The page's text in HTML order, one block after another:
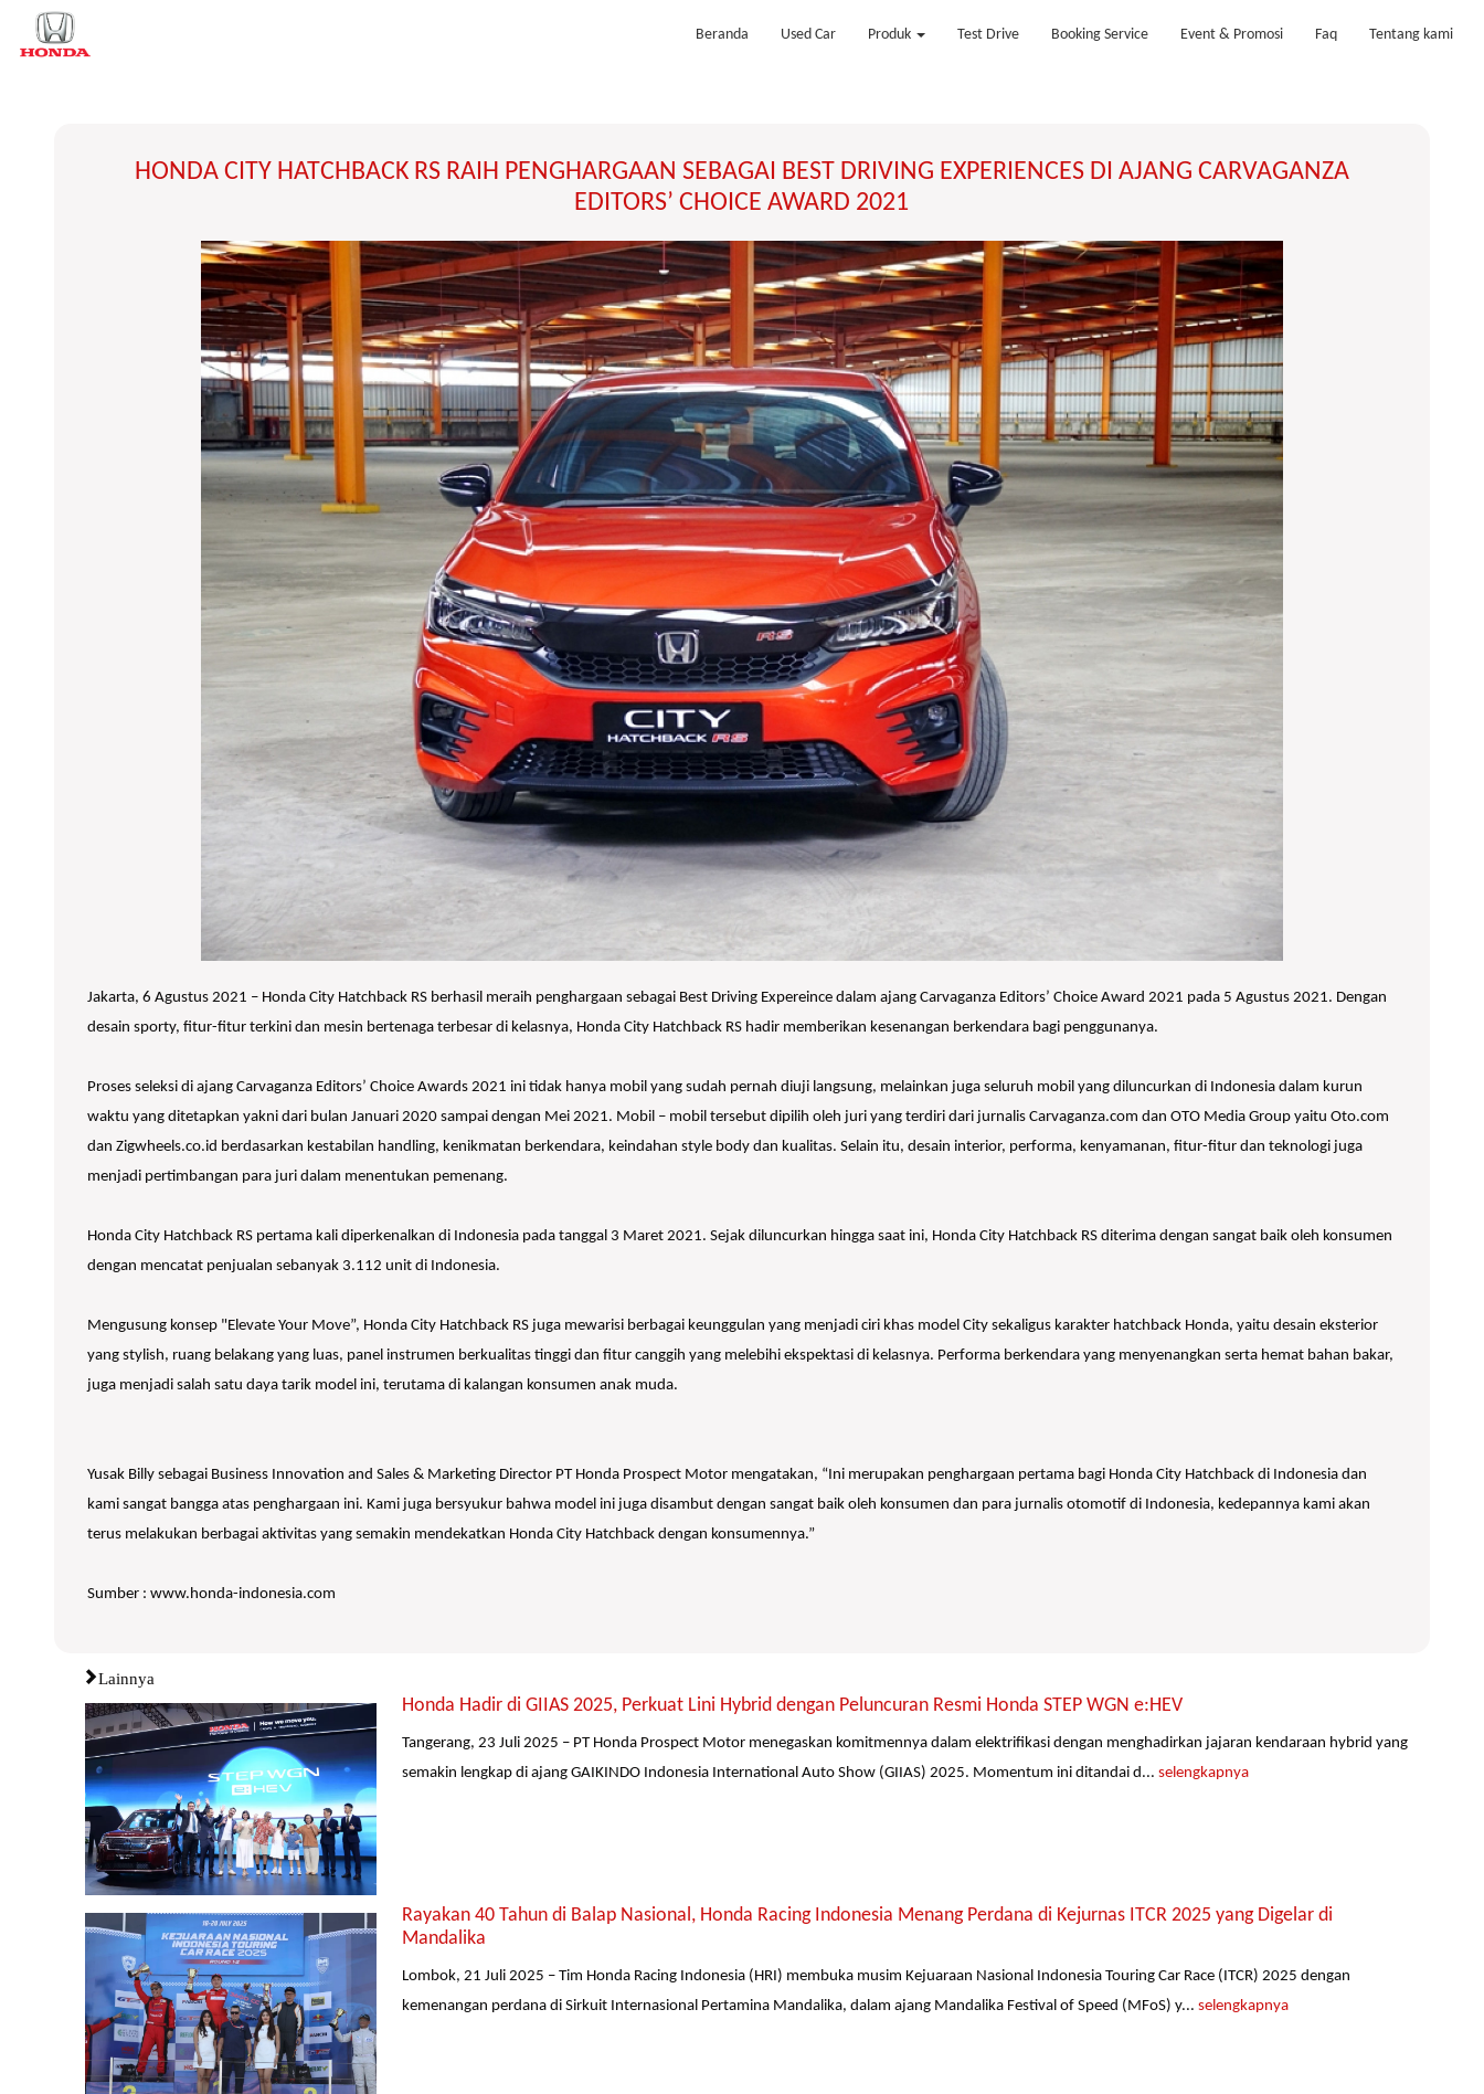
Beranda Used Car Produk Test Drive Booking Service Event & Promosi Faq Tentang kami
HONDA CITY HATCHBACK RS RAIH PENGHARGAAN SEBAGAI BEST DRIVING EXPERIENCES DI AJANG CARVAGANZA
EDITORS’ CHOICE AWARD 2021
Jakarta, 6 Agustus 2021 – Honda City Hatchback RS berhasil meraih penghargaan sebagai Best Driving Expereince dalam ajang Carvaganza Editors’ Choice Award 2021 pada 5 Agustus 2021. Dengan
desain sporty, fitur-fitur terkini dan mesin bertenaga terbesar di kelasnya, Honda City Hatchback RS hadir memberikan kesenangan berkendara bagi penggunanya.
Proses seleksi di ajang Carvaganza Editors’ Choice Awards 2021 ini tidak hanya mobil yang sudah pernah diuji langsung, melainkan juga seluruh mobil yang diluncurkan di Indonesia dalam kurun
waktu yang ditetapkan yakni dari bulan Januari 2020 sampai dengan Mei 2021. Mobil – mobil tersebut dipilih oleh juri yang terdiri dari jurnalis Carvaganza.com dan OTO Media Group yaitu Oto.com
dan Zigwheels.co.id berdasarkan kestabilan handling, kenikmatan berkendara, keindahan style body dan kualitas. Selain itu, desain interior, performa, kenyamanan, fitur-fitur dan teknologi juga
menjadi pertimbangan para juri dalam menentukan pemenang.
Honda City Hatchback RS pertama kali diperkenalkan di Indonesia pada tanggal 3 Maret 2021. Sejak diluncurkan hingga saat ini, Honda City Hatchback RS diterima dengan sangat baik oleh konsumen
dengan mencatat penjualan sebanyak 3.112 unit di Indonesia.
Mengusung konsep "Elevate Your Move”, Honda City Hatchback RS juga mewarisi berbagai keunggulan yang menjadi ciri khas model City sekaligus karakter hatchback Honda, yaitu desain eksterior
yang stylish, ruang belakang yang luas, panel instrumen berkualitas tinggi dan fitur canggih yang melebihi ekspektasi di kelasnya. Performa berkendara yang menyenangkan serta hemat bahan bakar,
juga menjadi salah satu daya tarik model ini, terutama di kalangan konsumen anak muda.
Yusak Billy sebagai Business Innovation and Sales & Marketing Director PT Honda Prospect Motor mengatakan, “Ini merupakan penghargaan pertama bagi Honda City Hatchback di Indonesia dan
kami sangat bangga atas penghargaan ini. Kami juga bersyukur bahwa model ini juga disambut dengan sangat baik oleh konsumen dan para jurnalis otomotif di Indonesia, kedepannya kami akan
terus melakukan berbagai aktivitas yang semakin mendekatkan Honda City Hatchback dengan konsumennya.”
Sumber : www.honda-indonesia.com
Lainnya
Honda Hadir di GIIAS 2025, Perkuat Lini Hybrid dengan Peluncuran Resmi Honda STEP WGN e:HEV
Tangerang, 23 Juli 2025 – PT Honda Prospect Motor menegaskan komitmennya dalam elektrifikasi dengan menghadirkan jajaran kendaraan hybrid yang
semakin lengkap di ajang GAIKINDO Indonesia International Auto Show (GIIAS) 2025. Momentum ini ditandai d... selengkapnya
Rayakan 40 Tahun di Balap Nasional, Honda Racing Indonesia Menang Perdana di Kejurnas ITCR 2025 yang Digelar di
Mandalika
Lombok, 21 Juli 2025 – Tim Honda Racing Indonesia (HRI) membuka musim Kejuaraan Nasional Indonesia Touring Car Race (ITCR) 2025 dengan
kemenangan perdana di Sirkuit Internasional Pertamina Mandalika, dalam ajang Mandalika Festival of Speed (MFoS) y... selengkapnya